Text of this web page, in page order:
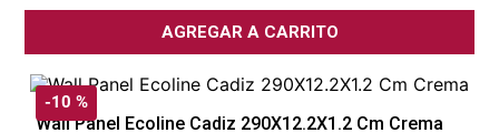
AGREGAR A CARRITO
-10 %
ZELETTO
Wall Panel Ecoline Cadiz 290X12.2X1.2 Cm Crema
tapete